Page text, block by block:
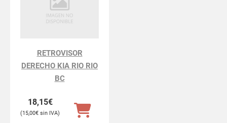
RETROVISOR
DERECHO KIA RIO RIO
BC
18,15€
15,00€